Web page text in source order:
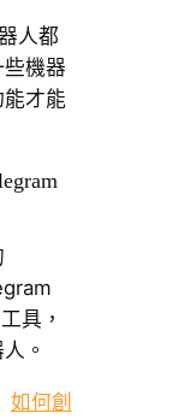
人都
機器
才能
具，
。
如何創